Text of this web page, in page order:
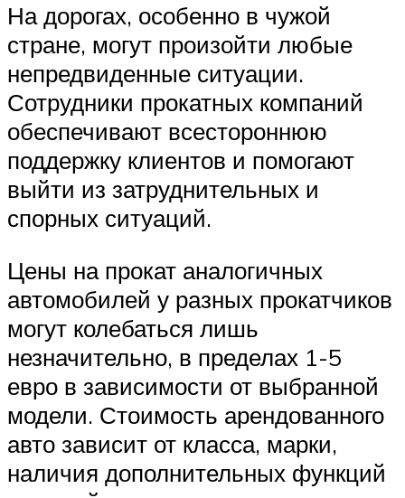
На дорогах, особенно в чужой
стране, могут произойти любые
непредвиденные ситуации.
Сотрудники прокатных компаний
обеспечивают всестороннюю
поддержку клиентов и помогают
выйти из затруднительных и
спорных ситуаций.
Цены на прокат аналогичных
автомобилей у разных прокатчиков
могут колебаться лишь
незначительно, в пределах 1-5
евро в зависимости от выбранной
модели. Стоимость арендованного
авто зависит от класса, марки,
наличия дополнительных функций